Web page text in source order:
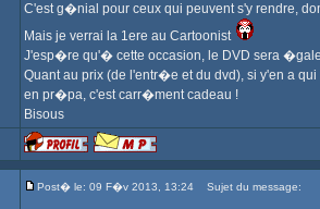
C'est g�nial pour ceux qui peuvent s'y rendre,
Mais je verrai la 1ere au Cartoonist
J'esp�re qu'� cette occasion, le DVD sera
Quant au prix (de l'entr�e et du dvd), si y'en a
en pr�pa, c'est carr�ment cadeau !
Bisous
Post� le: 09 F�v 2013, 13:24 Sujet du message: